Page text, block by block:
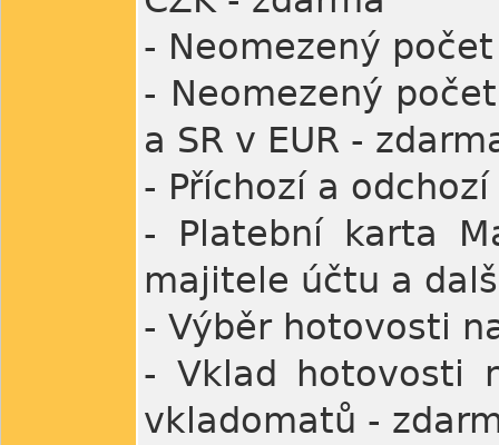
- Neomezený
- Neomezený
a SR v EUR -
- Příchozí a
- Platební karta
majitele účtu a
- Výběr hotovosti
- Vklad hotovosti
vkladomatů -